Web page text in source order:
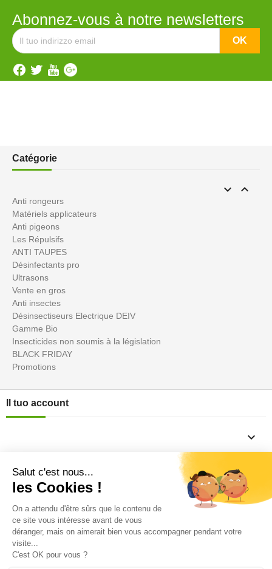
Abonnez-vous à notre newsletters
Catégorie
 
Anti rongeurs
Matériels applicateurs
Anti pigeons
Les Répulsifs
ANTI TAUPES
Désinfectants pro
Ultrasons
Vente en gros
Anti insectes
Désinsectiseurs Electrique DEIV
Gamme Bio
Insecticides non soumis à la législation
BLACK FRIDAY
Promotions
Il tuo account

Informations

Fiches conseils